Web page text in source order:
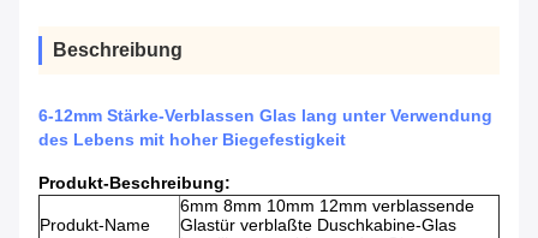
Beschreibung
6-12mm Stärke-Verblassen Glas lang unter Verwendung
des Lebens mit hoher Biegefestigkeit
Produkt-Beschreibung:
Produkt-Name
6mm 8mm 10mm 12mm verblassende
Glastür verblaßte Duschkabine-Glas